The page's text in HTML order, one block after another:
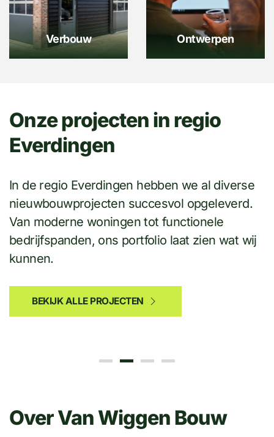
Verbouw Ontwerpen
Onze projecten in regio
Everdingen
In de regio Everdingen hebben we al diverse
nieuwbouwprojecten succesvol opgeleverd.
Van moderne woningen tot functionele
bedrijfspanden, ons portfolio laat zien wat wij
kunnen.
BEKIJK ALLE PROJECTEN
Schuurwoningen
Leerbroek
BEKIJKEN
Over Van Wiggen Bouw